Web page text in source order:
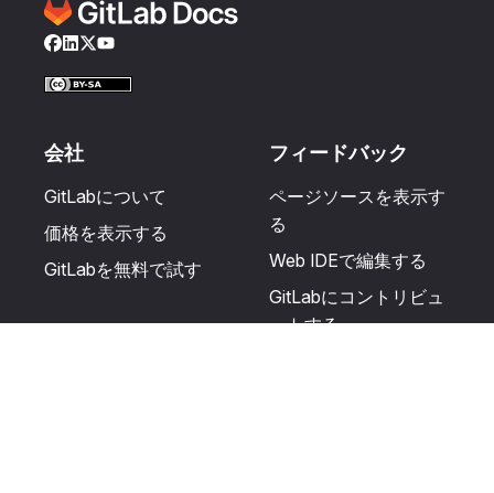
Facebook
LinkedIn
Twitter
YouTube
会社
GitLabについて
価格を表示する
GitLabを無料で試す
フィードバック
ページソースを表示す
る
Web IDEで編集する
GitLabにコントリビュ
ートする